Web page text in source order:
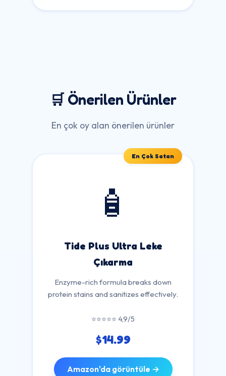
🛒 Önerilen Ürünler
En çok oy alan önerilen ürünler
En Çok Satan
🧴
Tide Plus Ultra Leke
Çıkarma
Enzyme-rich formula breaks down
protein stains and sanitizes effectively.
⭐⭐⭐⭐⭐ 4,9/5
$14.99
Amazon'da görüntüle →